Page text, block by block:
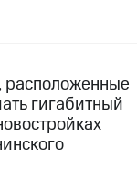
расположенные
гигабитный